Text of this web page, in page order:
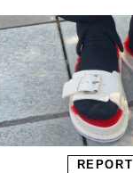
REPORT